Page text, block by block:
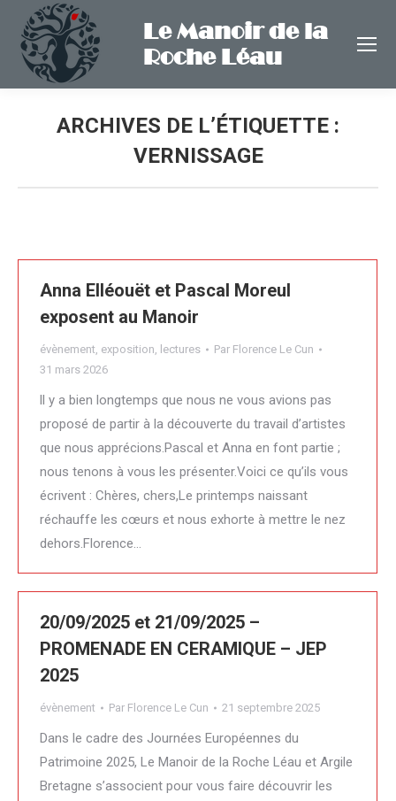
Le Manoir de la
Roche Léau
ARCHIVES DE L’ÉTIQUETTE :
VERNISSAGE
Anna Elléouët et Pascal Moreul
exposent au Manoir
évènement, exposition, lectures Par Florence Le Cun
31 mars 2026
ll y a bien longtemps que nous ne vous avions pas
proposé de partir à la découverte du travail d’artistes
que nous apprécions.Pascal et Anna en font partie ;
nous tenons à vous les présenter.Voici ce qu’ils vous
écrivent : Chères, chers,Le printemps naissant
réchauffe les cœurs et nous exhorte à mettre le nez
dehors.Florence…
20/09/2025 et 21/09/2025 –
PROMENADE EN CERAMIQUE – JEP
2025
évènement Par Florence Le Cun 21 septembre 2025
Dans le cadre des Journées Européennes du
Patrimoine 2025, Le Manoir de la Roche Léau et Argile
Bretagne s’associent pour vous faire découvrir les